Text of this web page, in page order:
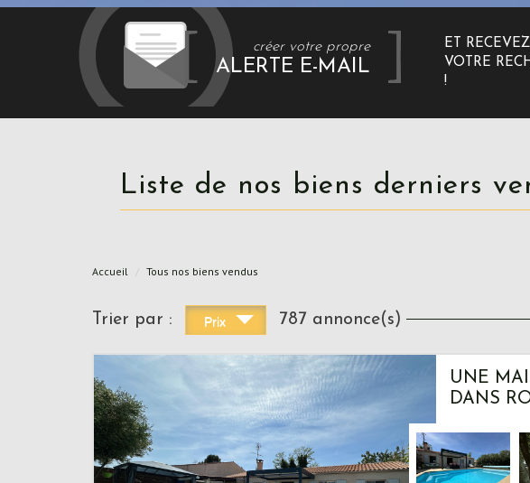
créer votre propre
ALERTE E-MAIL
ET
VOTRE
!
Liste de nos biens derniers
Accueil Tous nos biens vendus
Trier par : Prix 787 annonce(s)
UNE
DANS